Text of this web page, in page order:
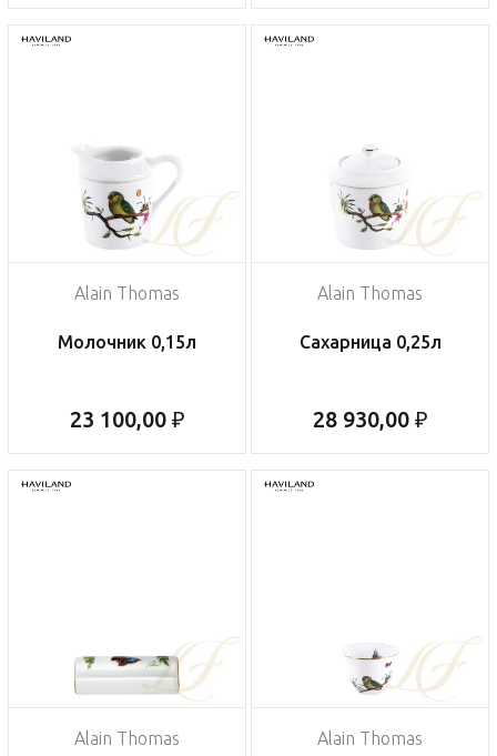
Alain Thomas
Молочник 0,15л
23 100,00 ₽
Alain Thomas
Сахарница 0,25л
28 930,00 ₽
Alain Thomas Alain Thomas